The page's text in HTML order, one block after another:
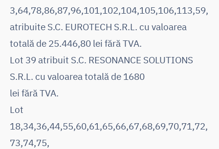
3,64,78,86,87,96,101,102,104,105,106,113,59,
atribuite S.C. EUROTECH S.R.L. cu valoarea
totală de 25.446,80 lei fără TVA.
Lot 39 atribuit S.C. RESONANCE SOLUTIONS
S.R.L. cu valoarea totală de 1680
lei fără TVA.
Lot
18,34,36,44,55,60,61,65,66,67,68,69,70,71,72,
73,74,75,